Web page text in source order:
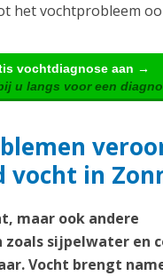
het vochtprobleem
vochtdiagnose aan →
u langs voor een
vocht in
maar ook andere
sijpelwater en
Vocht brengt